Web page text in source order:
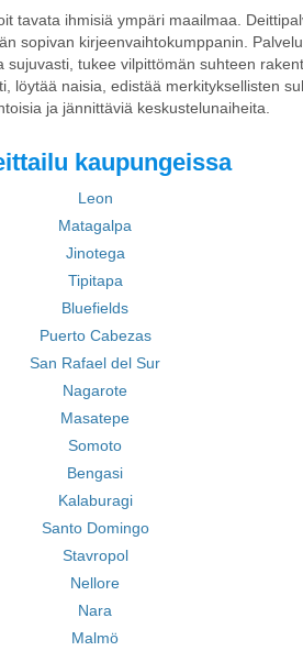
tavata ihmisiä ympäri maailmaa.
sopivan kirjeenvaihtokumppanin.
tukee vilpittömän suhteen
löytää naisia, edistää merkityksellisten
ja jännittäviä keskustelunaiheita.
kaupungeissa
Leon
Matagalpa
Jinotega
Tipitapa
Bluefields
Puerto Cabezas
San Rafael del Sur
Nagarote
Masatepe
Somoto
Bengasi
Kalaburagi
Santo Domingo
Stavropol
Nellore
Nara
Malmö